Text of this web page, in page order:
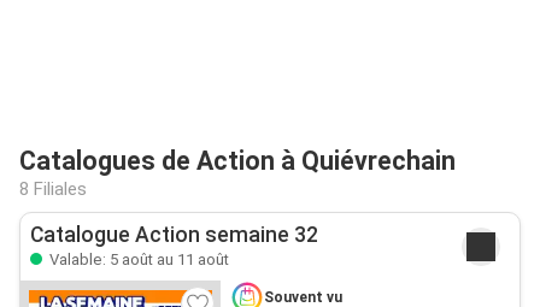
Catalogues de Action à Quiévrechain
8 Filiales
Catalogue Action semaine 32
Valable: 5 août au 11 août
Souvent vu